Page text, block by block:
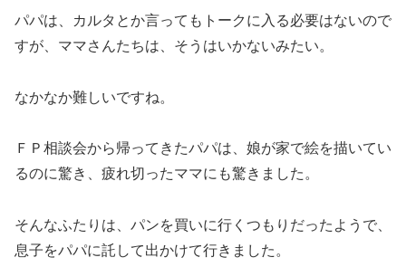
パパは、カルタとか言ってもトークに入る必要はないので
すが、ママさんたちは、そうはいかないみたい。
なかなか難しいですね。
ＦＰ相談会から帰ってきたパパは、娘が家で絵を描いてい
るのに驚き、疲れ切ったママにも驚きました。
そんなふたりは、パンを買いに行くつもりだったようで、
息子をパパに託して出かけて行きました。